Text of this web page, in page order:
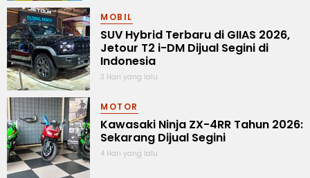
MOBIL
SUV Hybrid Terbaru di GIIAS 2026,
Jetour T2 i-DM Dijual Segini di
Indonesia
3 Hari yang lalu
MOTOR
Kawasaki Ninja ZX-4RR Tahun 2026:
Sekarang Dijual Segini
4 Hari yang lalu